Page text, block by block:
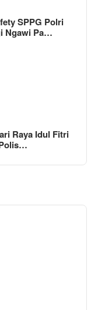
SPPG Polri
Ngawi Pa…
Raya Idul Fitri